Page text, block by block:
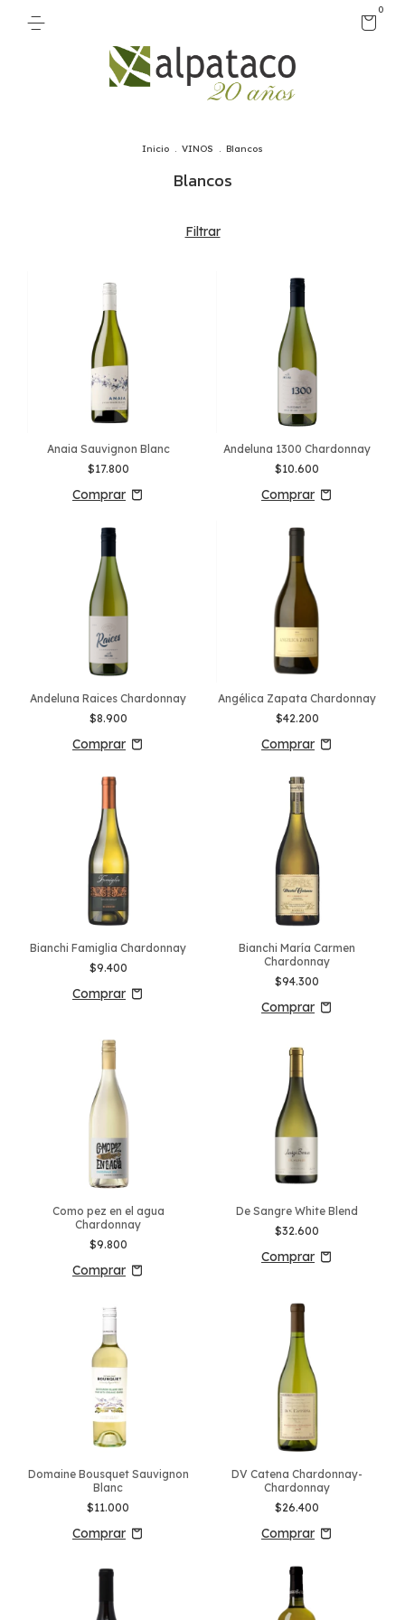
0
Inicio . VINOS . Blancos
Blancos
Filtrar
Anaia Sauvignon Blanc
$17.800
Andeluna 1300 Chardonnay
$10.600
Andeluna Raices Chardonnay
$8.900
Angélica Zapata Chardonnay
$42.200
Bianchi Famiglia Chardonnay
$9.400
Bianchi María Carmen
Chardonnay
$94.300
Como pez en el agua
Chardonnay
$9.800
De Sangre White Blend
$32.600
Domaine Bousquet Sauvignon
Blanc
$11.000
DV Catena Chardonnay-
Chardonnay
$26.400